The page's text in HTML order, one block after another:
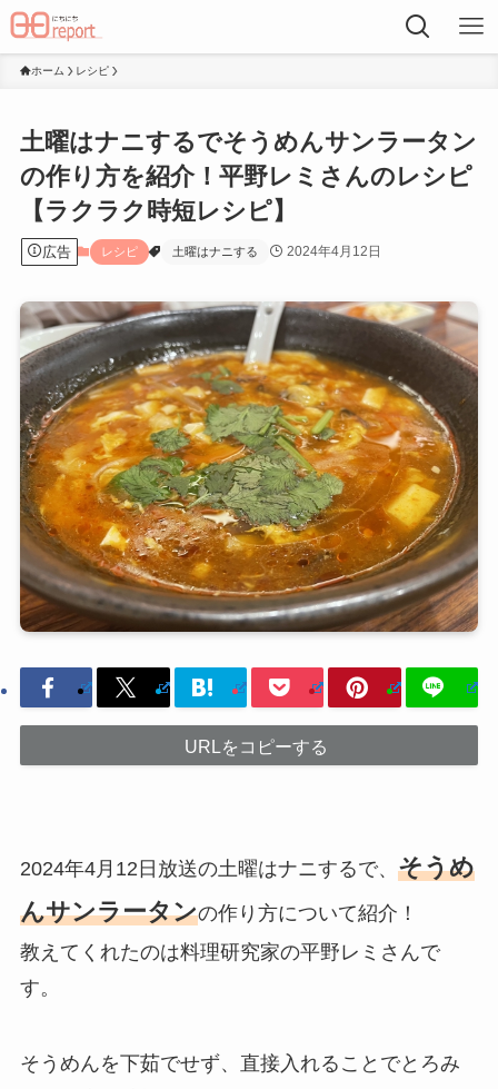
ホーム レシピ
土曜はナニするでそうめんサンラータン
の作り方を紹介！平野レミさんのレシピ
【ラクラク時短レシピ】
広告 レシピ 土曜はナニする 2024年4月12日
URLをコピーする
2024年4月12日放送の土曜はナニするで、 そうめ
んサンラータンの作り方について紹介！
教えてくれたのは料理研究家の平野レミさんで
す。
そうめんを下茹でせず、直接入れることでとろみ